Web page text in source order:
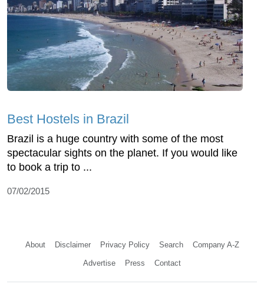
Best Hostels in Brazil
Brazil is a huge country with some of the most
spectacular sights on the planet. If you would like
to book a trip to ...
07/02/2015
About Disclaimer Privacy Policy Search Company A-Z
Advertise Press Contact